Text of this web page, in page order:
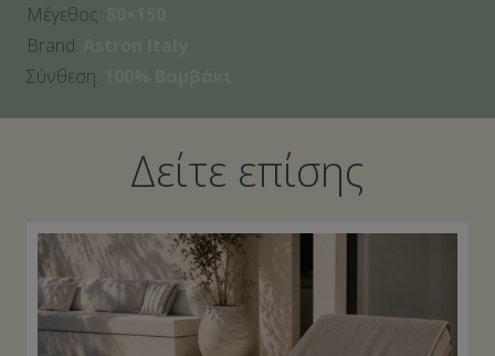
Μέγεθος:
Brand:
Σύνθεση:
Δείτε επίσης